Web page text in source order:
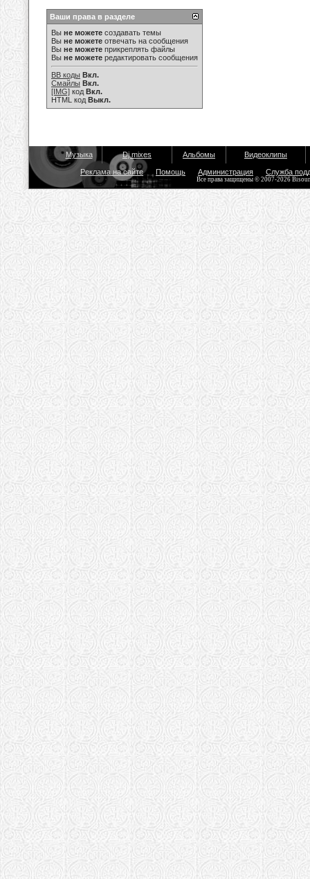
Ваши права в разделе
Вы не можете создавать темы
Вы не можете отвечать на сообщения
Вы не можете прикреплять файлы
Вы не можете редактировать сообщения
BB коды Вкл.
Смайлы Вкл.
[IMG] код Вкл.
HTML код Выкл.
Музыка Dj mixes Альбомы Видеоклипы
Реклама на сайте Помощь Администрация Служба
Все права защищены © 2007-2026